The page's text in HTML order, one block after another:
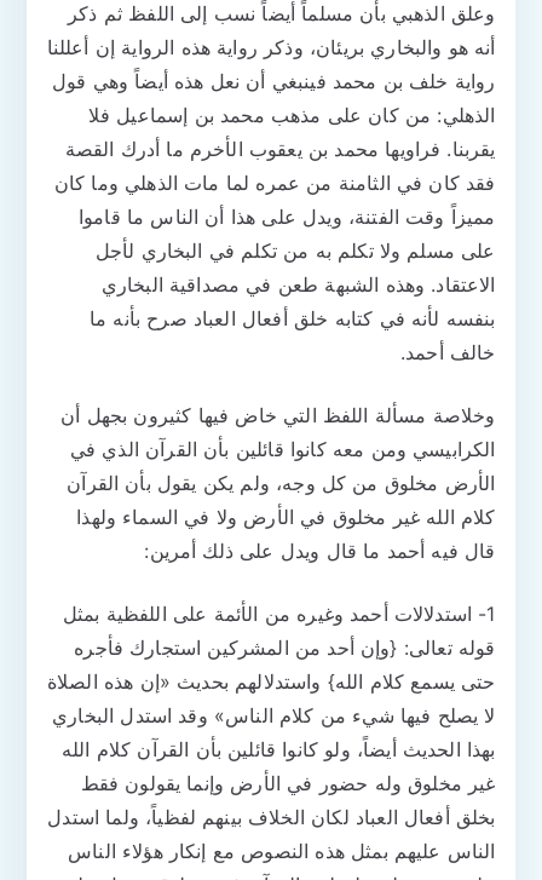
وعلق الذهبي بأن مسلماً أيضاً نسب إلى اللفظ ثم ذكر
أنه هو والبخاري بريئان، وذكر رواية هذه الرواية إن أعللنا
رواية خلف بن محمد فينبغي أن نعل هذه أيضاً وهي قول
الذهلي: من كان على مذهب محمد بن إسماعيل فلا
يقربنا. فراويها محمد بن يعقوب الأخرم ما أدرك القصة
فقد كان في الثامنة من عمره لما مات الذهلي وما كان
مميزاً وقت الفتنة، ويدل على هذا أن الناس ما قاموا
على مسلم ولا تكلم به من تكلم في البخاري لأجل
الاعتقاد. وهذه الشبهة طعن في مصداقية البخاري
بنفسه لأنه في كتابه خلق أفعال العباد صرح بأنه ما
خالف أحمد.
وخلاصة مسألة اللفظ التي خاض فيها كثيرون بجهل أن
الكرابيسي ومن معه كانوا قائلين بأن القرآن الذي في
الأرض مخلوق من كل وجه، ولم يكن يقول بأن القرآن
كلام الله غير مخلوق في الأرض ولا في السماء ولهذا
قال فيه أحمد ما قال ويدل على ذلك أمرين:
1- استدلالات أحمد وغيره من الأئمة على اللفظية بمثل
قوله تعالى: {وإن أحد من المشركين استجارك فأجره
حتى يسمع كلام الله} واستدلالهم بحديث «إن هذه الصلاة
لا يصلح فيها شيء من كلام الناس» وقد استدل البخاري
بهذا الحديث أيضاً، ولو كانوا قائلين بأن القرآن كلام الله
غير مخلوق وله حضور في الأرض وإنما يقولون فقط
بخلق أفعال العباد لكان الخلاف بينهم لفظياً، ولما استدل
الناس عليهم بمثل هذه النصوص مع إنكار هؤلاء الناس